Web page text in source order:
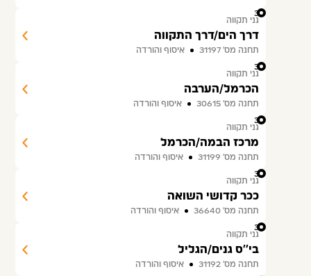
34
גני תקווה
דרך הים/דרך התקווה
תחנה מס׳ 31197 איסוף והורדה
35
גני תקווה
הכרמל/הערבה
תחנה מס׳ 30615 איסוף והורדה
36
גני תקווה
מרכז הבמה/הכרמל
תחנה מס׳ 31199 איסוף והורדה
37
גני תקווה
ככר קדושי השואה
תחנה מס׳ 36640 איסוף והורדה
38
גני תקווה
בי''ס גנים/הגליל
תחנה מס׳ 31192 איסוף והורדה